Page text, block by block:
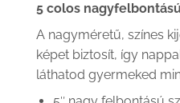
5 colos
A nagyméretű, színes
képet biztosít, így
láthatod gyermeked